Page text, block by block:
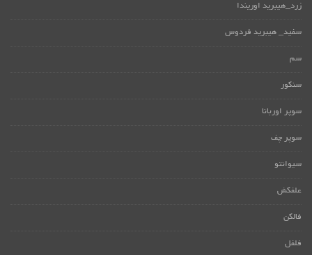
زرد_هیبرید اوریندا
سفید_ هیبرید فردوس
سم
سنکور
سوپر اوربانا
سوپر چف
سیوانتو
علفکش
فالکن
فلفل